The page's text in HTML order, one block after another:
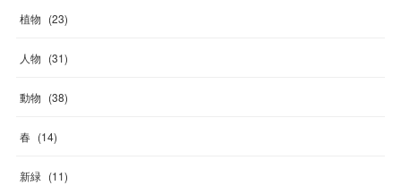
植物 (23)
人物 (31)
動物 (38)
春 (14)
新緑 (11)